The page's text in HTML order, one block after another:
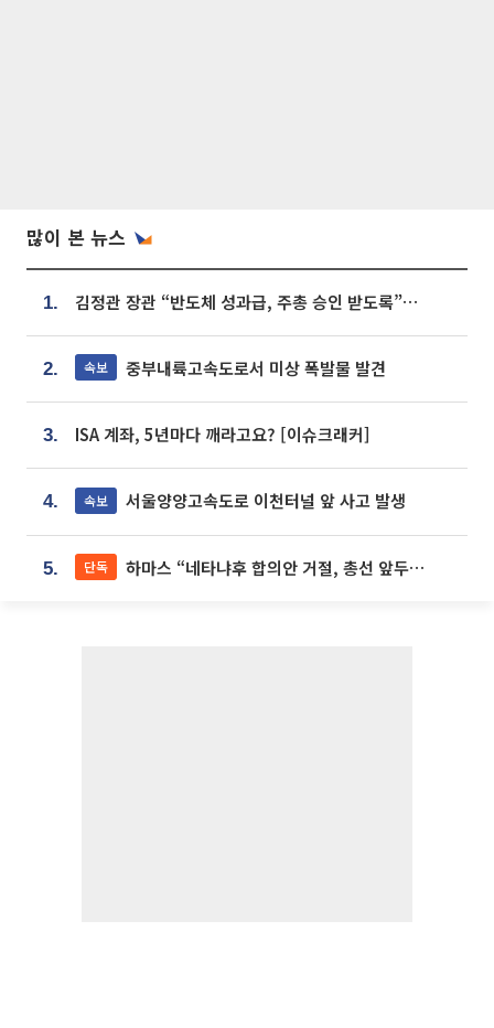
많이 본 뉴스
1. 김정관 장관 “반도체 성과급, 주총 승인 받도록”…상법·자본시장법 개정 시사
2. 속보 중부내륙고속도로서 미상 폭발물 발견
3. ISA 계좌, 5년마다 깨라고요? [이슈크래커]
4. 속보 서울양양고속도로 이천터널 앞 사고 발생
5. 단독 하마스 “네타냐후 합의안 거절, 총선 앞두고 시간 끌기”